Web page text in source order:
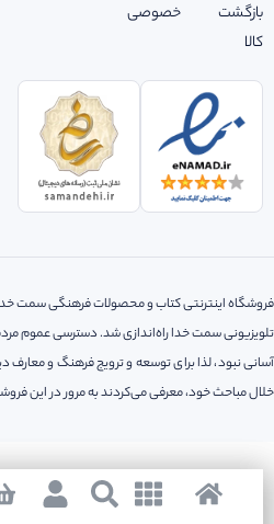
بازگشت
کالا
خصوصی
تلویزیونی سمت خدا راه‌اندازی شد. دسترسی عموم
آسانی نبود، لذا‌ برای توسعه و ترویج فرهنگ و معارف
خلال مباحث خود، معرفی می‌کردند به مرور در این
کلیه حقوق مادی و معنوی این سایت متعلق به